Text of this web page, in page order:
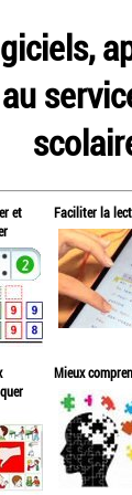
et
Faciliter la
Mieux